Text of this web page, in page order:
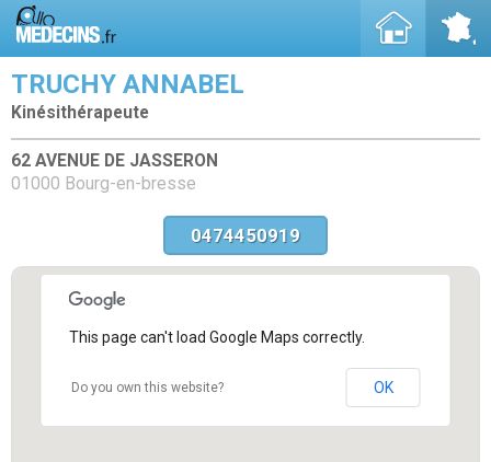
TRUCHY ANNABEL
Kinésithérapeute
62 AVENUE DE JASSERON
01000 Bourg-en-bresse
0474450919
This page can't load Google Maps correctly.
Do you own this website? OK